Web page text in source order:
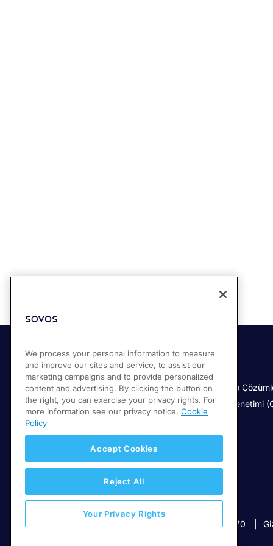
Çözümler
Compliance Cloud
KDV ve Finansal Raporlama
KDV Belirleme
Global e-Faturalama
Ürünlerimiz
Türkiye e-belge
Sürekli İşlem Denetimi
© 2026 Sovos Compliance, LLC +1-866-890-3970
We process your personal information to measure
and improve our sites and service, to assist our
marketing campaigns and to provide personalized
content and advertising. By clicking the button on
the right, you can exercise your privacy rights. For
more information see our privacy notice. Cookie
Policy
Accept Cookies
Reject All
Your Privacy Rights